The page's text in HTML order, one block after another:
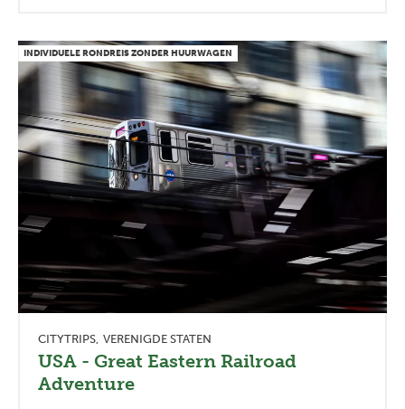
INDIVIDUELE RONDREIS ZONDER HUURWAGEN
CITYTRIPS VERENIGDE STATEN
USA - Great Eastern Railroad
Adventure
Previous Next